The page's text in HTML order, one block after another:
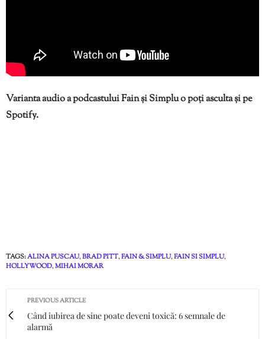
Varianta audio a podcastului Fain și Simplu o poți asculta și pe
Spotify.
TAGS:ALINA PUSCAU,BRAD PITT,FAIN & SIMPLU,FAIN SI SIMPLU,
HOLLYWOOD,MIHAI MORAR
PREVIOUS ARTICLE
Când iubirea de sine poate deveni toxică: 6 semnale de
alarmă